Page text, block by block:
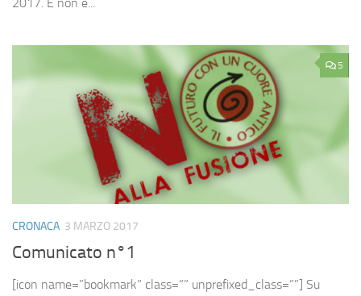
5
CRONACA 3 MARZO 2017
Comunicato n°1
[icon name=”bookmark” class=”” unprefixed_class=””] Su